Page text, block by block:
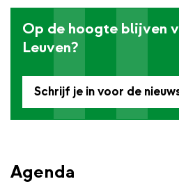
Schrijf je in voor de
Op de hoogte blijven
Leuven?
Agenda